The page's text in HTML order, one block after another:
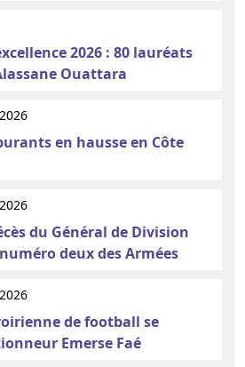
2026 : 80 lauréats
Ouattara
en hausse en Côte
du Général de Division
deux des Armées
de football se
Emerse Faé